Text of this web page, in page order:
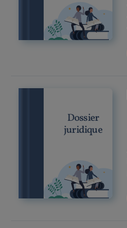
Dossier
juridique